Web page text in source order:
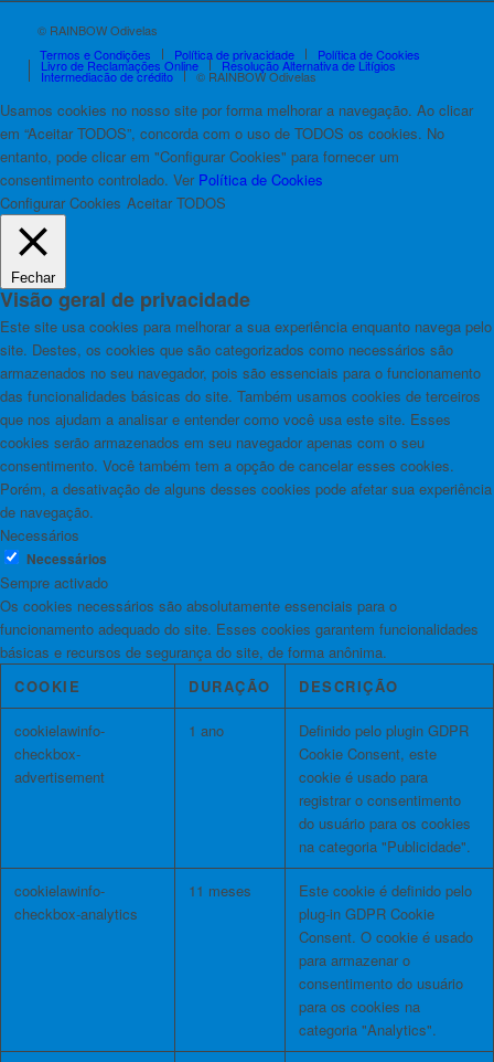
© RAINBOW Odivelas
Termos e Condições
Política de privacidade Política de Cookies
Livro de Reclamações Online Resolução Alternativa de Litígios
Intermediação de crédito © RAINBOW Odivelas
Usamos cookies no nosso site por forma melhorar a navegação. Ao clicar
em “Aceitar TODOS”, concorda com o uso de TODOS os cookies. No
entanto, pode clicar em "Configurar Cookies" para fornecer um
consentimento controlado. Ver Política de Cookies
Configurar Cookies Aceitar TODOS
Fechar
Visão geral de privacidade
Este site usa cookies para melhorar a sua experiência enquanto navega pelo
site. Destes, os cookies que são categorizados como necessários são
armazenados no seu navegador, pois são essenciais para o funcionamento
das funcionalidades básicas do site. Também usamos cookies de terceiros
que nos ajudam a analisar e entender como você usa este site. Esses
cookies serão armazenados em seu navegador apenas com o seu
consentimento. Você também tem a opção de cancelar esses cookies.
Porém, a desativação de alguns desses cookies pode afetar sua experiência
de navegação.
Necessários
Necessários
Sempre activado
Os cookies necessários são absolutamente essenciais para o
funcionamento adequado do site. Esses cookies garantem funcionalidades
básicas e recursos de segurança do site, de forma anônima.
COOKIE
DURAÇÃO DESCRIÇÃO
cookielawinfo-
checkbox-
advertisement
1 ano
Definido pelo plugin GDPR
Cookie Consent, este
cookie é usado para
registrar o consentimento
do usuário para os cookies
na categoria "Publicidade".
cookielawinfo-
checkbox-analytics
11 meses
Este cookie é definido pelo
plug-in GDPR Cookie
Consent. O cookie é usado
para armazenar o
consentimento do usuário
para os cookies na
categoria "Analytics".